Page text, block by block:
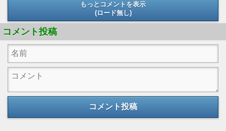
もっとコメントを表示
(ロード無し)
コメント投稿
コメント投稿